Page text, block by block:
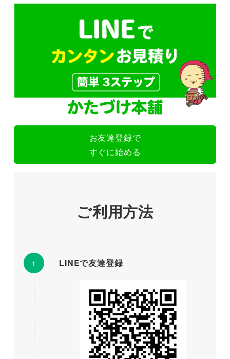
お友達登録で
すぐに始める
ご利用方法
LINEで友達登録